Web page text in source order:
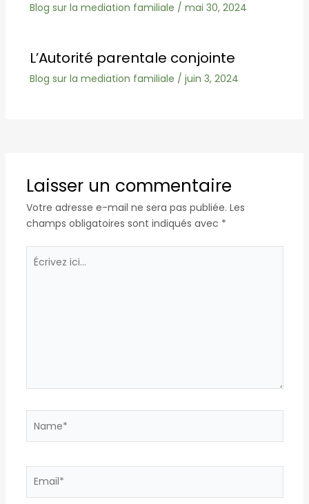
Blog sur la mediation familiale / mai 30, 2024
L’Autorité parentale conjointe
Blog sur la mediation familiale / juin 3, 2024
Laisser un commentaire
Votre adresse e-mail ne sera pas publiée. Les
champs obligatoires sont indiqués avec *
Écrivez
ici…